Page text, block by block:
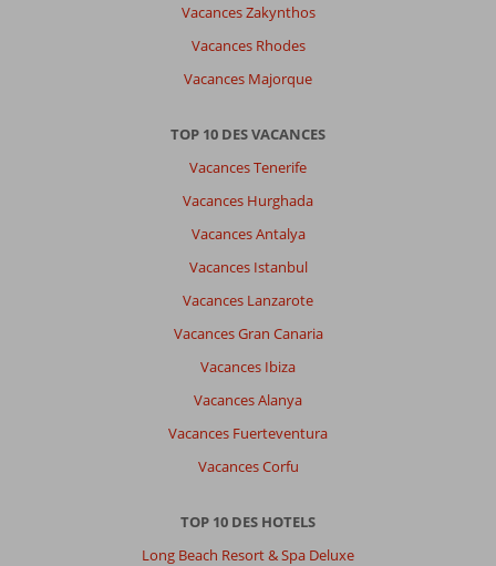
Vacances Zakynthos
Vacances Rhodes
Vacances Majorque
TOP 10 DES VACANCES
Vacances Tenerife
Vacances Hurghada
Vacances Antalya
Vacances Istanbul
Vacances Lanzarote
Vacances Gran Canaria
Vacances Ibiza
Vacances Alanya
Vacances Fuerteventura
Vacances Corfu
TOP 10 DES HOTELS
Long Beach Resort & Spa Deluxe